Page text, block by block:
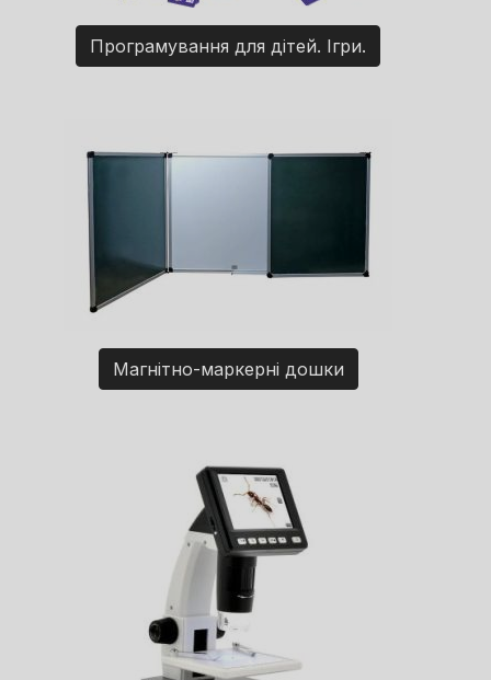
Програмування для дітей. Ігри.
Магнітно-маркерні дошки